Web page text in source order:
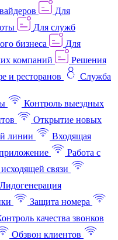
Для
Для служб
бизнеса
Для
компаний
Решения
и ресторанов
Служба
Контроль выездных
Открытие новых
линии
Входящая
Работа с
связи
Лидогенерация
Защита номера
качества звонков
Обзвон клиентов